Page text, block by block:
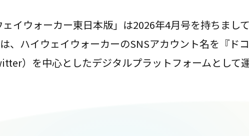
イウォーカー東日本版」は2026年4月号を持ちまし
、ハイウェイウォーカーのSNSアカウント名を『ド
）を中心としたデジタルプラットフォームとして